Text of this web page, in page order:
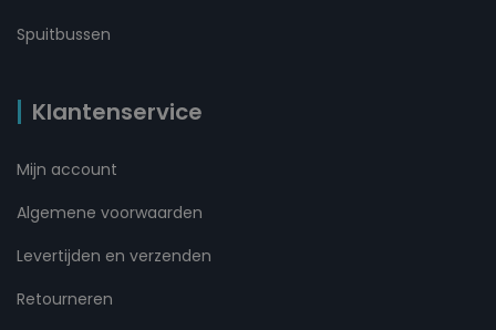
Spuitbussen
Klantenservice
Mijn account
Algemene voorwaarden
Levertijden en verzenden
Retourneren